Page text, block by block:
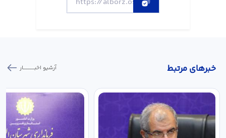
خبر‌های مرتبط آرشیو اخبـــــــــــار